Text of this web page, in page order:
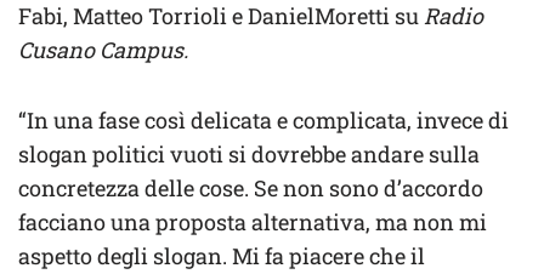
Fabi, Matteo Torrioli e DanielMoretti suRadio
Cusano Campus.
“In una fase così delicata e complicata, invece di
slogan politici vuoti si dovrebbe andare sulla
concretezza delle cose. Se non sono d’accordo
facciano una proposta alternativa, ma non mi
aspetto degli slogan. Mi fa piacere che il